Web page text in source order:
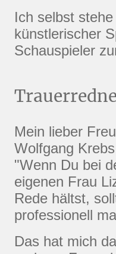
Ich selbst
künstlerischer
Schauspieler
Mein lieber
Wolfgang
"Wenn Du bei
eigenen Frau
Rede hältst,
professionell
Das hat mich